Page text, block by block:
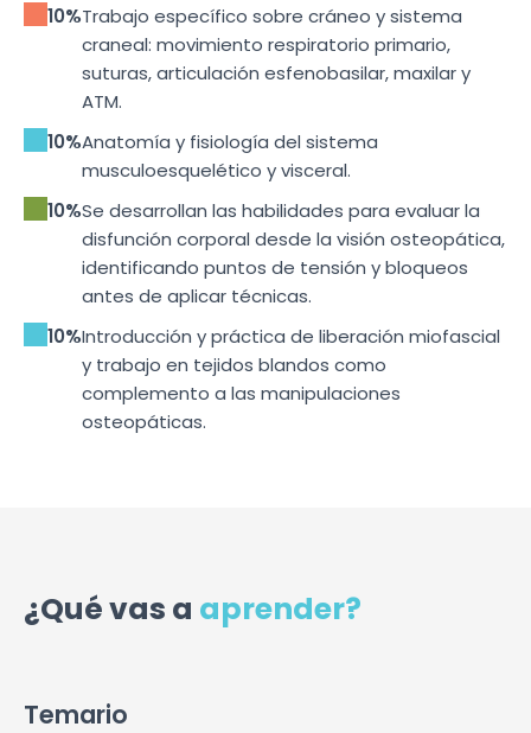
10%Trabajo específico sobre cráneo y sistema
craneal: movimiento respiratorio primario,
suturas, articulación esfenobasilar, maxilar y
ATM.
10%Anatomía y fisiología del sistema
musculoesquelético y visceral.
10%Se desarrollan las habilidades para evaluar la
disfunción corporal desde la visión osteopática,
identificando puntos de tensión y bloqueos
antes de aplicar técnicas.
10%Introducción y práctica de liberación miofascial
y trabajo en tejidos blandos como
complemento a las manipulaciones
osteopáticas.
¿Qué vas a aprender?
Temario